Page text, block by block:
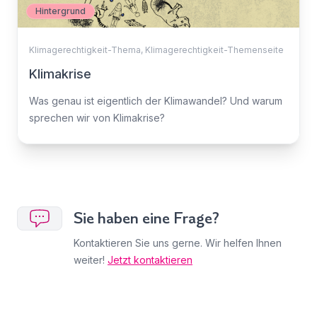
Hintergrund
Klimagerechtigkeit-Thema, Klimagerechtigkeit-Themenseite
Klimakrise
Was genau ist eigentlich der Klimawandel? Und warum
sprechen wir von Klimakrise?
Sie haben eine Frage?
Kontaktieren Sie uns gerne. Wir helfen Ihnen
weiter! Jetzt kontaktieren